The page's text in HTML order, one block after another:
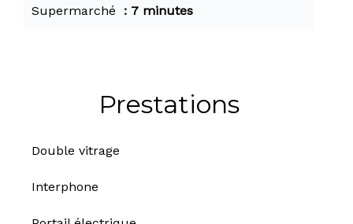
Supermarché 7 minutes
Prestations
Double vitrage
Interphone